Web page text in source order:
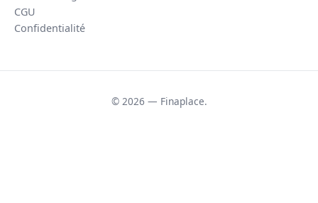
CGU
Confidentialité
© 2026 — Finaplace.